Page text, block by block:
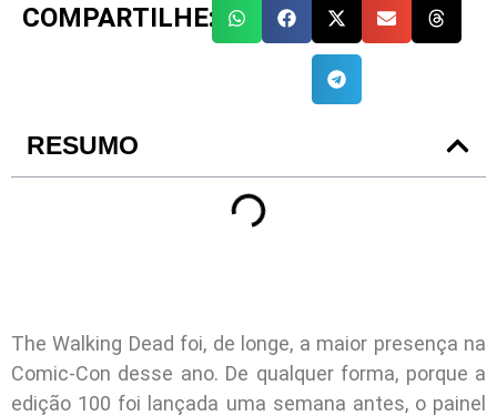
COMPARTILHE:
RESUMO
The Walking Dead foi, de longe, a maior presença na
Comic-Con desse ano. De qualquer forma, porque a
edição 100 foi lançada uma semana antes, o painel